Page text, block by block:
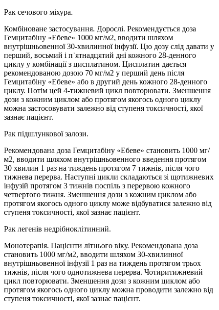
Рак сечового міхура.
Комбіноване застосування. Дорослі. Рекомендується доза
Гемцитабіну «Ебеве» 1000 мг/м2, вводити шляхом
внутрішньовенної 30-хвилинної інфузії. Цю дозу слід давати у
перший, восьмий і пʾятнадцятий дні кожного 28-денного
циклу у комбінації з цисплатином. Цисплатин дається
рекомендованою дозою 70 мг/м2 у перший день після
Гемцитабіну «Ебеве» або в другий день кожного 28-денного
циклу. Потім цей 4-тижневий цикл повторювати. Зменшення
дози з кожним циклом або протягом якогось одного циклу
можна застосовувати залежно від ступеня токсичності, якої
зазнає пацієнт.
Рак підшлункової залози.
Рекомендована доза Гемцитабіну «Ебеве» становить 1000 мг/
м2, вводити шляхом внутрішньовенного введення протягом
30 хвилин 1 раз на тиждень протягом 7 тижнів, після чого
тижнева перерва. Наступні цикли складаються зі щотижневих
інфузій протягом 3 тижнів поспіль з перервою кожного
четвертого тижня. Зменшення дози з кожним циклом або
протягом якогось одного циклу може відбуватися залежно від
ступеня токсичності, якої зазнає пацієнт.
Рак легенів недрібноклітинний.
Монотерапія. Пацієнти літнього віку. Рекомендована доза
становить 1000 мг/м2, вводити шляхом 30-хвилинної
внутрішньовенної інфузії 1 раз на тиждень протягом трьох
тижнів, після чого однотижнева перерва. Чотиритижневий
цикл повторювати. Зменшення дози з кожним циклом або
протягом якогось одного циклу можна проводити залежно від
ступеня токсичності, якої зазнає пацієнт.